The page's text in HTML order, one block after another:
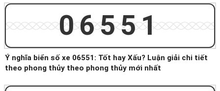
06551
Ý nghĩa biển số xe 06551: Tốt hay Xấu? Luận giải chi tiết
theo phong thủy theo phong thủy mới nhất